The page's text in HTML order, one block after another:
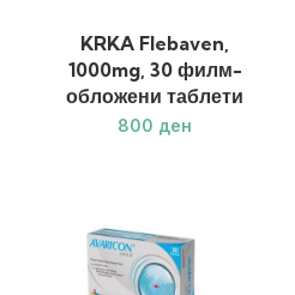
KRKA Flebaven,
1000mg, 30 филм-
обложени таблети
ден